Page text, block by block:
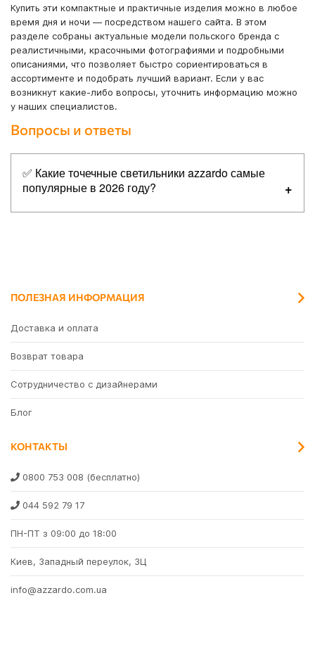
Купить эти компактные и практичные изделия можно в любое
время дня и ночи — посредством нашего сайта. В этом
разделе собраны актуальные модели польского бренда с
реалистичными, красочными фотографиями и подробными
описаниями, что позволяет быстро сориентироваться в
ассортименте и подобрать лучший вариант. Если у вас
возникнут какие-либо вопросы, уточнить информацию можно
у наших специалистов.
Вопросы и ответы
✅ Какие точечные светильники azzardo самые
популярные в 2026 году?
✔Azzardo AZ2434 Caro Square
ПОЛЕЗНАЯ ИНФОРМАЦИЯ
Доставка и оплата
Возврат товара
Сотрудничество с дизайнерами
Блог
КОНТАКТЫ
0800 753 008 (бесплатно)
044 592 79 17
ПН-ПТ з 09:00 до 18:00
Киев, Западный переулок, 3Ц
info@azzardo.com.ua